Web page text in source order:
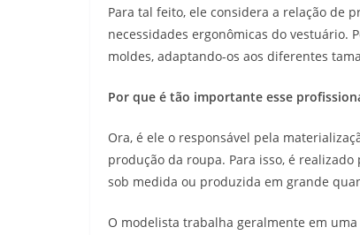
Para tal feito, ele considera a relação de
necessidades ergonômicas do vestuário.
moldes, adaptando-os aos diferentes
Por que é tão importante esse
Ora, é ele o responsável pela
produção da roupa. Para isso, é
sob medida ou produzida em grande
O modelista trabalha geralmente em